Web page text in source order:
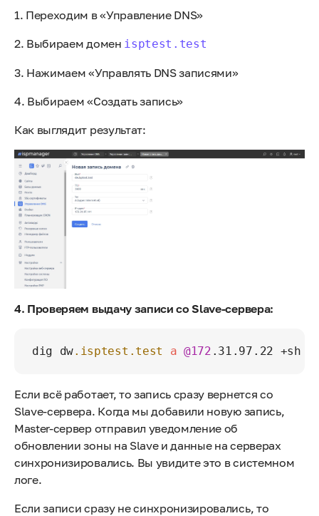
1. Переходим в «Управление DNS»
2. Выбираем домен isptest.test
3. Нажимаем «Управлять DNS записями»
4. Выбираем «Создать запись»
Как выглядит результат:
4. Проверяем выдачу записи со Slave-сервера:
dig dw.isptest .test a @172
Если всё работает, то запись сразу вернется со
Slave-сервера. Когда мы добавили новую запись,
Master-сервер отправил уведомление об
обновлении зоны на Slave и данные на серверах
синхронизировались. Вы увидите это в системном
логе.
Если записи сразу не синхронизировались, то